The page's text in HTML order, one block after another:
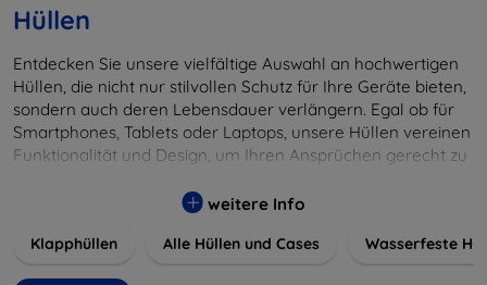
Hüllen
Entdecken Sie unsere vielfältige Auswahl an hochwertigen
Hüllen, die nicht nur stilvollen Schutz für Ihre Geräte bieten,
sondern auch deren Lebensdauer verlängern. Egal ob für
Smartphones, Tablets oder Laptops, unsere Hüllen vereinen
Funktionalität und Design, um Ihren Ansprüchen gerecht zu
Farben, um Ihren persönlichen Stil perfekt zu
weitere Info
Klapphüllen Alle Hüllen und Cases Wasserfeste